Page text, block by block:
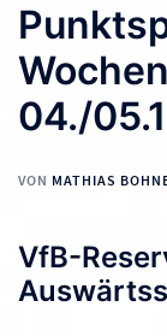
04./
VON MATHIAS
VfB-